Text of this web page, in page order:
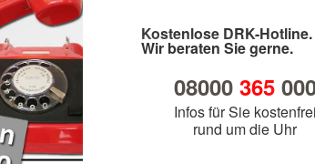
Kostenlose DRK-Hotline.
Wir beraten Sie gerne.
08000 365
Infos für Sie kostenfrei
rund um die Uhr